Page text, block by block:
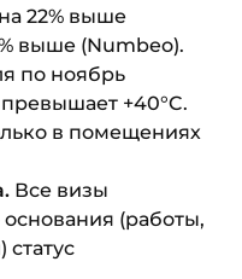
22% выше
выше (Numbeo).
по ноябрь
+40°C.
в помещениях
Все визы
(работы,